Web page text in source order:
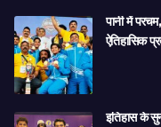
पानी में
ऐतिहासिक
इतिहास के